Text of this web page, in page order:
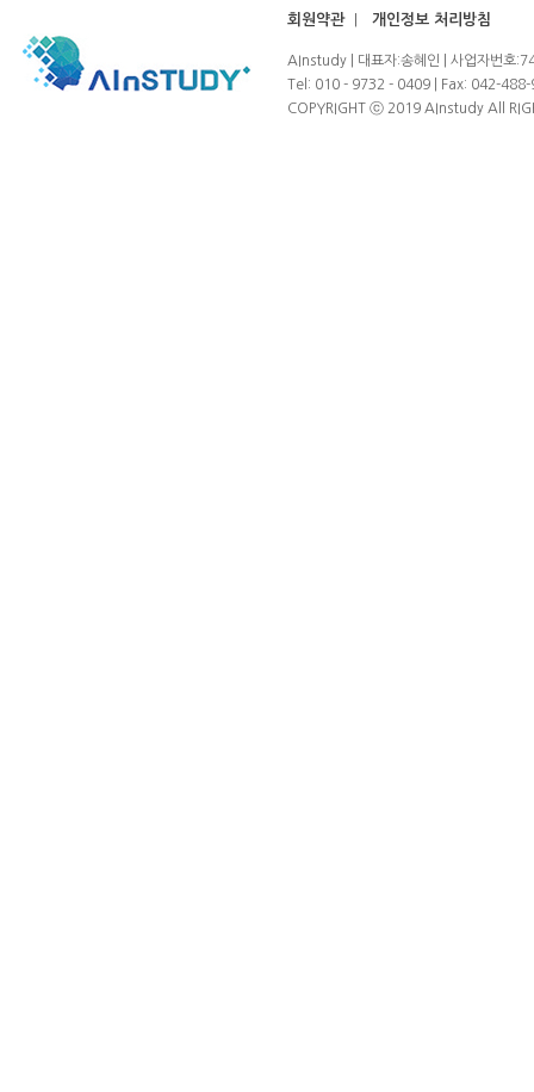
회원약관| 개인정보 처리방침
AInstudy | 대표자:송혜인 | 사업자번호
Tel: 010 - 9732 - 0409 | Fax: 042-
COPYRIGHT ⓒ 2019 AInstudy All